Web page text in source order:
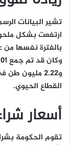
تشير البيانات
القطاع الحيوي.
أسعار
تقوم الحكومة